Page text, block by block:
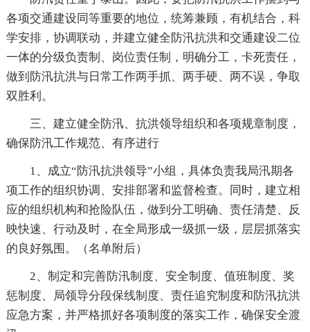
各项交通建设同等重要的地位，统筹兼顾，有机结合，科
学安排，协调联动，并建立健全防汛抗洪和交通建设二位
一体的分级负责制、岗位责任制，明确分工，卡死责任，
做到防汛抗洪与日常工作两手抓、两手硬、两不误，争取
双胜利。
三、建立健全防汛、抗洪领导组织和各项规章制度，
确保防汛工作规范、有序进行
1、成立“防汛抗洪领导”小组，具体负责我局汛期各
项工作的组织协调、安排部署和监督检查。同时，建立相
应的组织机构和抢险队伍，做到分工明确、责任清楚、反
映快速、行动及时，在全局形成一级抓一级，层层抓落实
的良好氛围。（名单附后）
2、制定和完善防汛制度、安全制度、值班制度、奖
惩制度、局领导分段保线制度、责任追究制度和防汛抗洪
应急方案，并严格抓好各项制度的落实工作，确保安全渡